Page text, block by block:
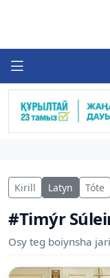
Kirill Latyn Tóte
#Timýr
Osy teg boiynsha